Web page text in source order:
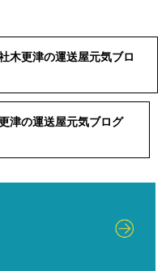
木更津の運送屋元気ブロ
津の運送屋元気ブログ